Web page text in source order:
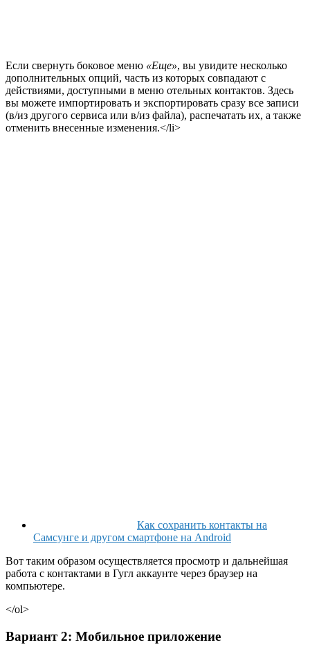
Если свернуть боковое меню «Еще», вы увидите несколько
дополнительных опций, часть из которых совпадают с
действиями, доступными в меню отельных контактов. Здесь
вы можете импортировать и экспортировать сразу все записи
(в/из другого сервиса или в/из файла), распечатать их, а также
отменить внесенные изменения.</li>
Как сохранить контакты на
Самсунге и другом смартфоне на Android
Вот таким образом осуществляется просмотр и дальнейшая
работа с контактами в Гугл аккаунте через браузер на
компьютере.
</ol>
Вариант 2: Мобильное приложение